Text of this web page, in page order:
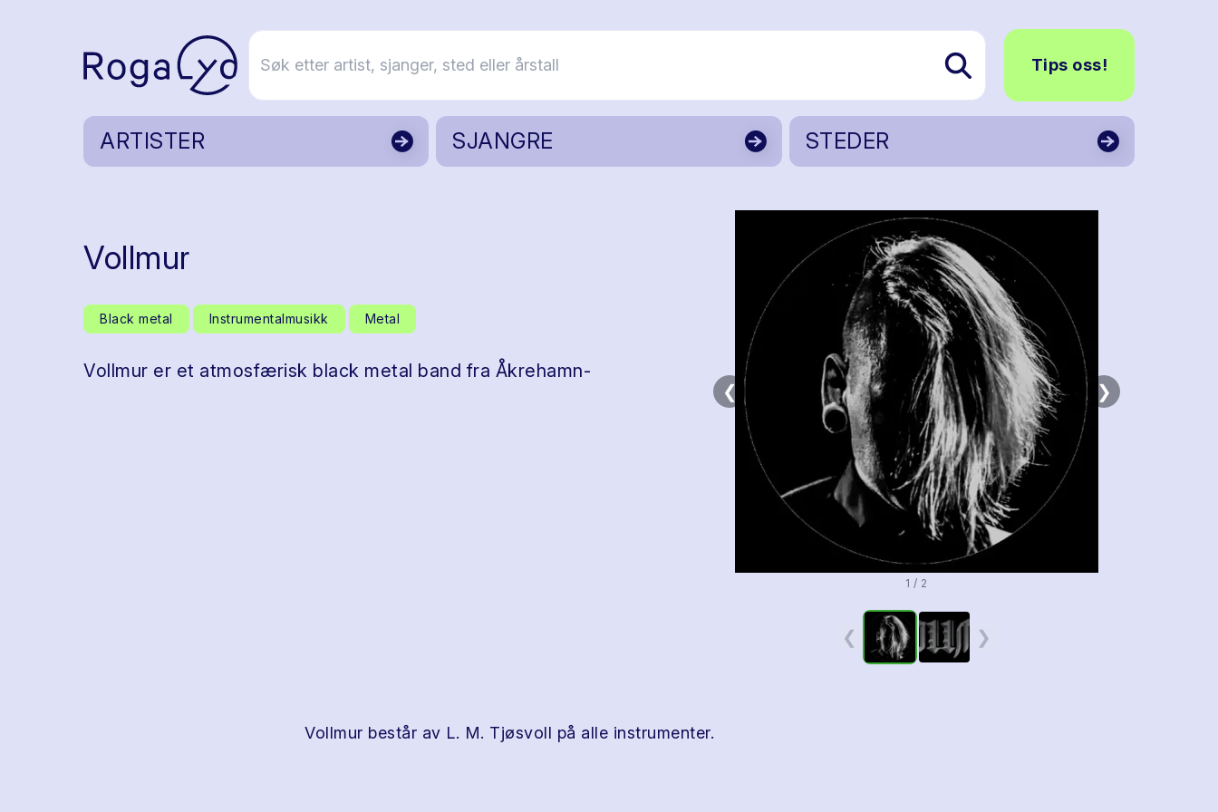
Tips oss!
ARTISTER SJANGRE STEDER
Vollmur
Black metal Instrumentalmusikk Metal
Vollmur er et atmosfærisk black metal band fra Åkrehamn-
❮
❯
1 / 2
❮ ❯
Vollmur består av L. M. Tjøsvoll på alle instrumenter.